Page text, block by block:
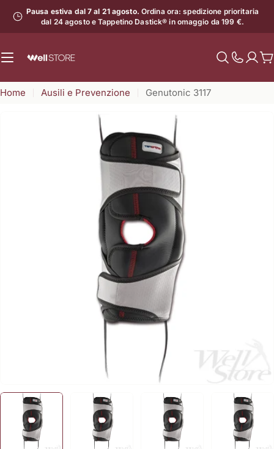
contenuto
Pausa estiva dal 7 al 21 agosto. Ordina ora: spedizione prioritaria
dal 24 agosto e Tappetino Dastick® in omaggio da 199 €.
il
Home Ausili e Prevenzione Genutonic 3117
Apri supporto 2 in modalità modale